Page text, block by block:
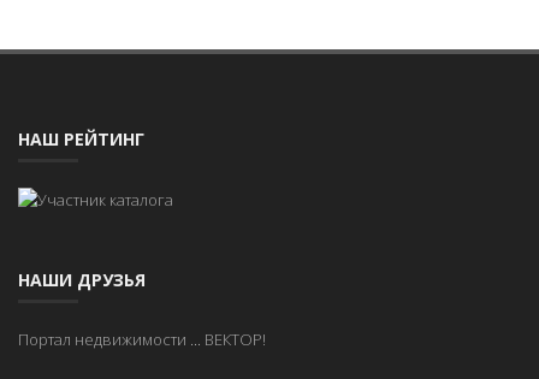
НАШ РЕЙТИНГ
НАШИ ДРУЗЬЯ
Портал недвижимости ... ВЕКТОР!